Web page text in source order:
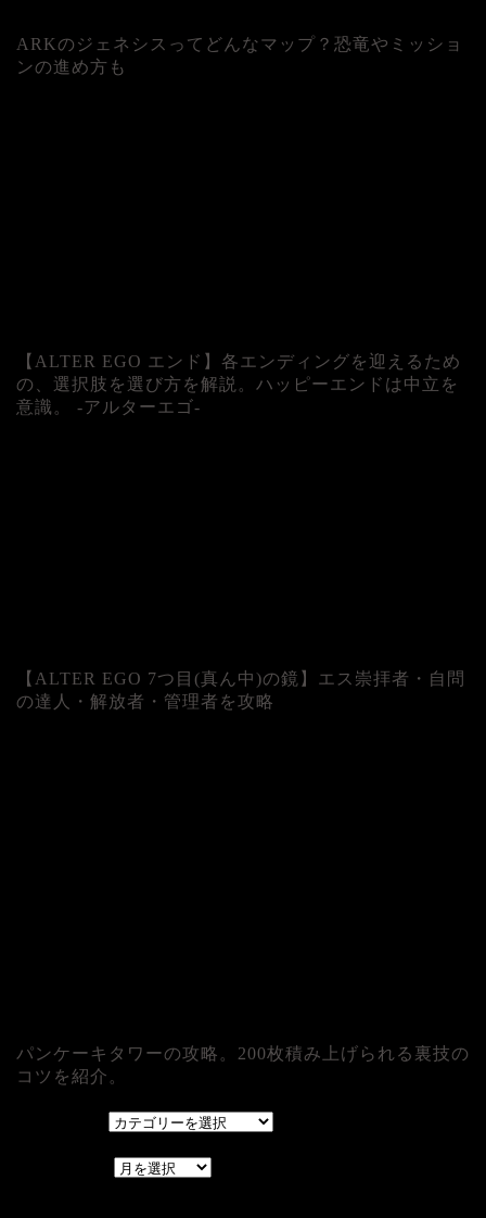
ARKのジェネシスってどんなマップ？恐竜やミッショ
ンの進め方も
【ALTER EGO エンド】各エンディングを迎えるため
の、選択肢を選び方を解説。ハッピーエンドは中立を
意識。 -アルターエゴ-
【ALTER EGO 7つ目(真ん中)の鏡】エス崇拝者・自問
の達人・解放者・管理者を攻略
パンケーキタワーの攻略。200枚積み上げられる裏技の
コツを紹介。